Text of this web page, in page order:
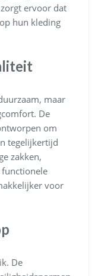
ervoor dat
hun kleding
maar
De
om
tegelijkertijd
zakken,
voor
De